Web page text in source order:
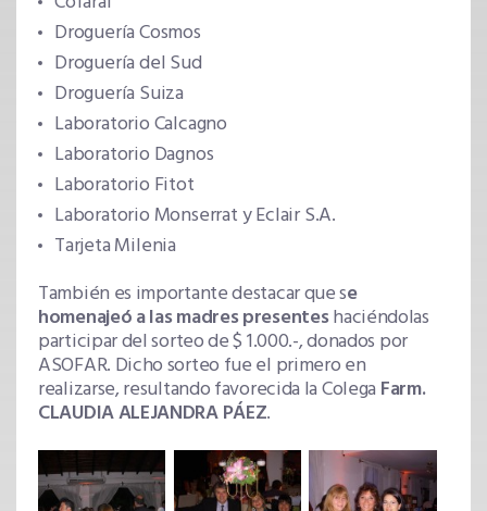
Droguería Cosmos
Droguería del Sud
Droguería Suiza
Laboratorio Calcagno
Laboratorio Dagnos
Laboratorio Fitot
Laboratorio Monserrat y Eclair S.A.
Tarjeta Milenia
También es importante destacar que se
homenajeó a las madres presenteshaciéndolas
participar del sorteo de $ 1.000.-, donados por
ASOFAR. Dicho sorteo fue el primero en
realizarse, resultando favorecida la Colega Farm.
CLAUDIA ALEJANDRA PÁEZ.